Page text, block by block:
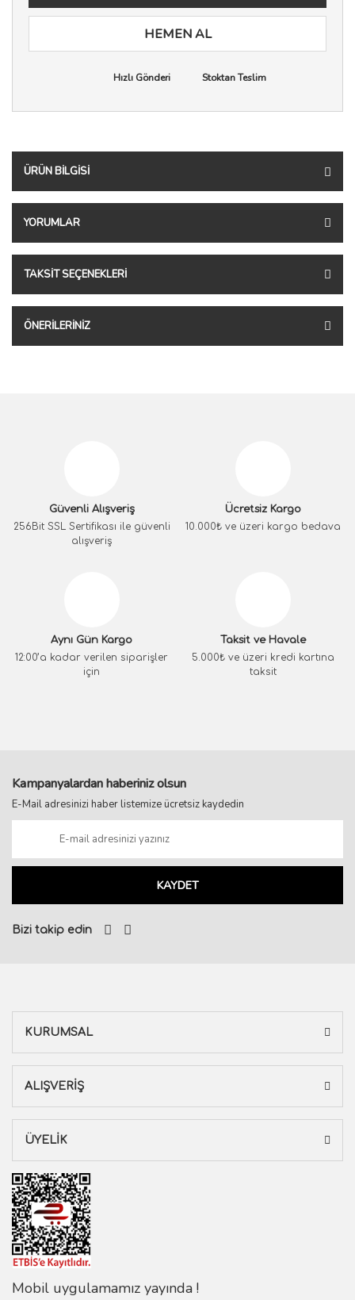
HEMEN AL
Hızlı Gönderi Stoktan Teslim
ÜRÜN BILGISI
YORUMLAR
TAKSIT SEÇENEKLERI
ÖNERILERINIZ
Güvenli Alışveriş
256Bit SSL Sertifikası ile güvenli
alışveriş
Ücretsiz Kargo
10.000₺ ve üzeri kargo bedava
Aynı Gün Kargo
12:00’a kadar verilen siparişler
için
Taksit ve Havale
5.000₺ ve üzeri kredi kartına
taksit
Kampanyalardan haberiniz olsun
E-Mail adresinizi haber listemize ücretsiz kaydedin
KAYDET
Bizi takip edin
KURUMSAL
ALIŞVERİŞ
ÜYELİK
Mobil uygulamamız yayında !